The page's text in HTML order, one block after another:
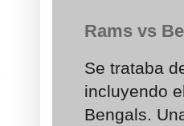
Rams vs
Se trataba
incluyendo
Bengals.